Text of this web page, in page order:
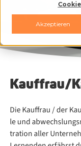
Akzeptieren
Kauf­frau/​
Die Kauf­frau / der
le und
tra­ti­on al­ler